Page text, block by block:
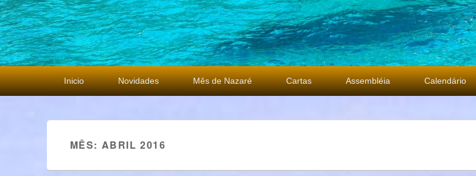
Menu
principal
Inicio Novidades Mês de Nazaré Cartas Assembléia Calendário
MÊS: ABRIL 2016